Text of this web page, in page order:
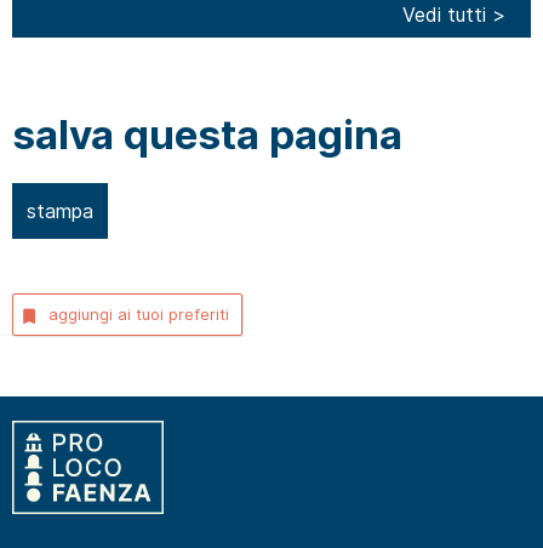
Vedi tutti >
salva questa pagina
stampa
aggiungi ai tuoi preferiti